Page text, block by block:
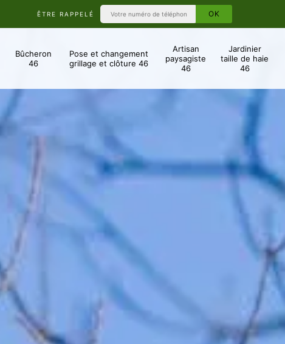
ÊTRE RAPPELÉ
Bûcheron
46
Pose et changement
grillage et clôture 46
Artisan
paysagiste
46
Jardinier
taille de haie
46